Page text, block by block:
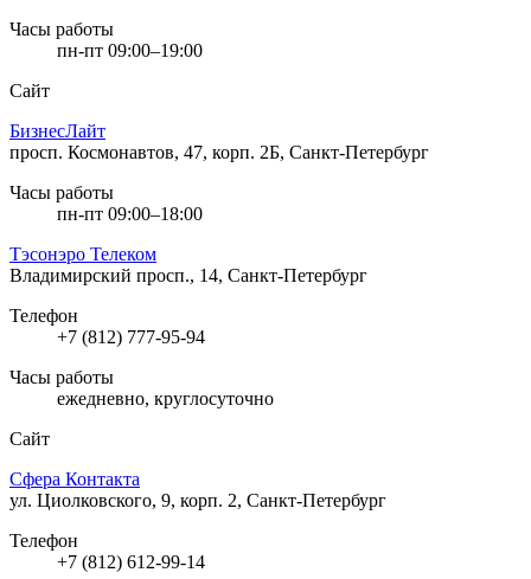
Часы работы
пн-пт 09:00–19:00
Сайт
БизнесЛайт
просп. Космонавтов, 47, корп. 2Б, Санкт-Петербург
Часы работы
пн-пт 09:00–18:00
Тэсонэро Телеком
Владимирский просп., 14, Санкт-Петербург
Телефон
+7 (812) 777-95-94
Часы работы
ежедневно, круглосуточно
Сайт
Сфера Контакта
ул. Циолковского, 9, корп. 2, Санкт-Петербург
Телефон
+7 (812) 612-99-14